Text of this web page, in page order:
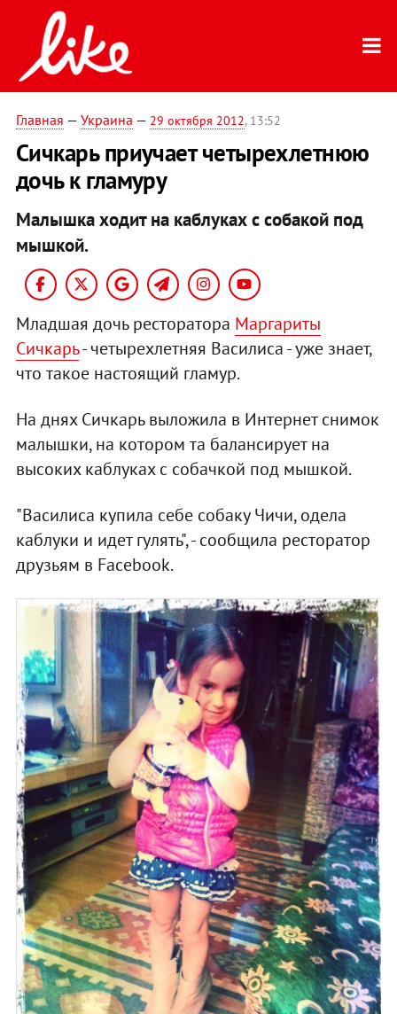
Главная — Украина — 29 октября 2012, 13:52
Сичкарь приучает четырехлетнюю
дочь к гламуру
Малышка ходит на каблуках с собакой под
мышкой.
Младшая дочь ресторатора Маргариты
Сичкарь- четырехлетняя Василиса - уже знает,
что такое настоящий гламур.
На днях Сичкарь выложила в Интернет снимок
малышки, на котором та балансирует на
высоких каблуках с собачкой под мышкой.
"Василиса купила себе собаку Чичи, одела
каблуки и идет гулять", - сообщила ресторатор
друзьям в Facebook.